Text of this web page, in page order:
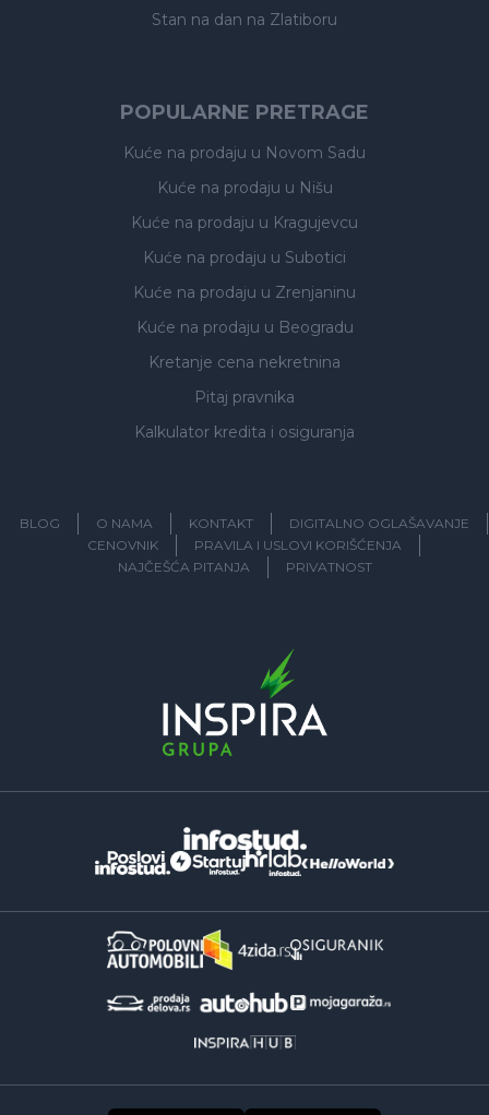
Stan na dan na Zlatiboru
POPULARNE PRETRAGE
Kuće na prodaju u Novom Sadu
Kuće na prodaju u Nišu
Kuće na prodaju u Kragujevcu
Kuće na prodaju u Subotici
Kuće na prodaju u Zrenjaninu
Kuće na prodaju u Beogradu
Kretanje cena nekretnina
Pitaj pravnika
Kalkulator kredita i osiguranja
BLOG O NAMA KONTAKT
DIGITALNO OGLAŠAVANJE
CENOVNIK
PRAVILA I USLOVI KORIŠĆENJA
NAJČEŠĆA PITANJA
PRIVATNOST